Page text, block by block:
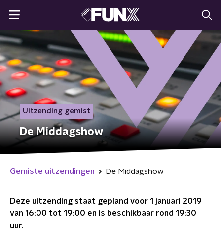
Uitzending gemist
De Middagshow
Gemiste uitzendingen De Middagshow
Deze uitzending staat gepland voor 1 januari 2019
van 16:00 tot 19:00 en is beschikbaar rond 19:30
uur.